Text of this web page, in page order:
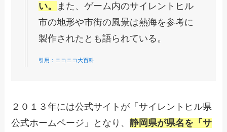
い。
また、ゲーム内のサイレントヒル
市の地形や市街の風景は熱海を参考に
製作されたとも語られている。
引用：ニコニコ大百科
２０１３年には公式サイトが「サイレントヒル県
公式ホームページ」となり、静岡県が県名を「サ